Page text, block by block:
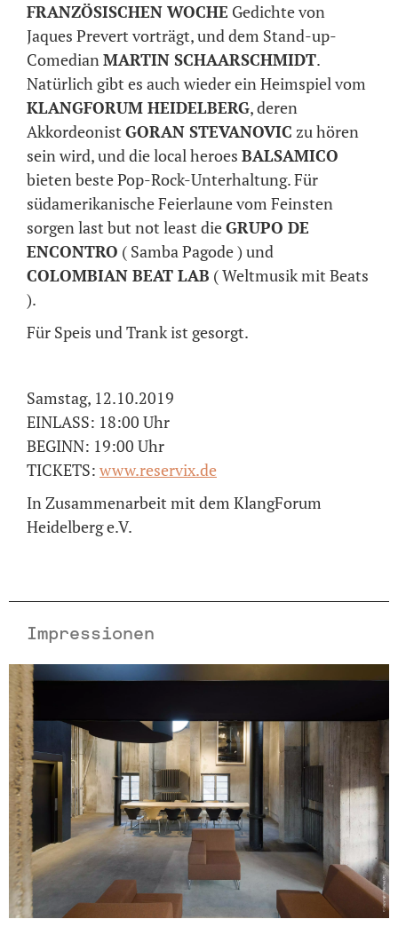
FRANZÖSISCHEN WOCHE Gedichte von
Jaques Prevert vorträgt, und dem Stand-up-
ComedianMARTIN SCHAARSCHMIDT.
Natürlich gibt es auch wieder ein Heimspiel vom
KLANGFORUM HEIDELBERG, deren
Akkordeonist GORAN STEVANOVIC zu hören
sein wird, und die local heroes BALSAMICO
bieten beste Pop-Rock-Unterhaltung. Für
südamerikanische Feierlaune vom Feinsten
sorgen last but not least dieGRUPO DE
ENCONTRO ( Samba Pagode ) und
COLOMBIAN BEAT LAB ( Weltmusik mit Beats
).
Für Speis und Trank ist gesorgt.
Samstag, 12.10.2019
EINLASS: 18:00 Uhr
BEGINN: 19:00 Uhr
TICKETS: www.reservix.de
In Zusammenarbeit mit dem KlangForum
Heidelberg e.V.
Impressionen